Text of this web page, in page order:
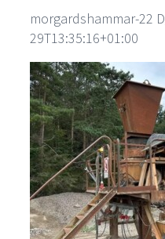
morgardshammar-22 D
29T13:35:16+01:00